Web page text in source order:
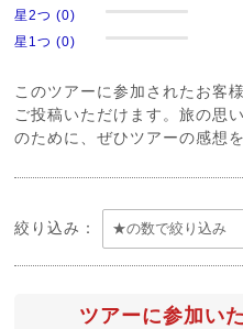
星2つ (0)
星1つ (0)
このツアーに参加されたお客
ご投稿いただけます。旅の思
のために、ぜひツアーの感想
絞り込み：
ツアーに参加い